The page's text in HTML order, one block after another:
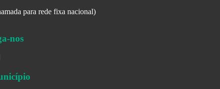
para rede fixa nacional)
nos